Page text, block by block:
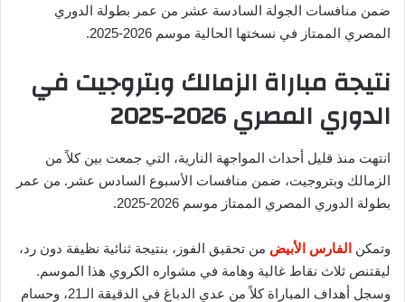
ضمن منافسات الجولة السادسة عشر من عمر بطولة الدوري
المصري الممتاز في نسختها الحالية موسم 2026-2025.
نتيجة مباراة الزمالك وبتروجيت في
الدوري المصري 2026-2025
انتهت منذ قليل أحداث المواجهة النارية، التي جمعت بين كلاً من
الزمالك وبتروجيت، ضمن منافسات الأسبوع السادس عشر. من عمر
بطولة الدوري المصري الممتاز موسم 2026-2025.
وتمكن الفارس الأبيض من تحقيق الفوز، بنتيجة ثنائية نظيفة دون رد،
ليقتنص ثلاث نقاط غالية وهامة في مشواره الكروي هذا الموسم.
وسجل أهداف المباراة كلاً من عدي الدباغ في الدقيقة الـ21، وحسام